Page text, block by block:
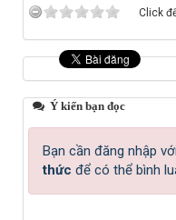
Click
Ý kiến bạn đọc
Bạn cần đăng nhập
thức để có thể bình